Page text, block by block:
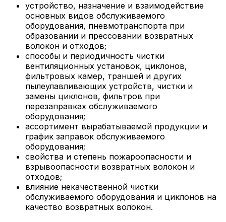
устройство, назначение и взаимодействие
основных видов обслуживаемого
оборудования, пневмотранспорта при
образовании и прессовании возвратных
волокон и отходов;
способы и периодичность чистки
вентиляционных установок, циклонов,
фильтровых камер, траншей и других
пылеулавливающих устройств, чистки и
замены циклонов, фильтров при
перезаправках обслуживаемого
оборудования;
ассортимент вырабатываемой продукции и
график заправок обслуживаемого
оборудования;
свойства и степень пожароопасности и
взрывоопасности возвратных волокон и
отходов;
влияние некачественной чистки
обслуживаемого оборудования и циклонов на
качество возвратных волокон.